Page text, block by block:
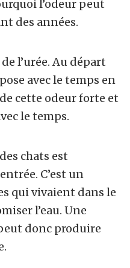
l’odeur peut
des années.
l’urée. Au départ
avec le temps en
cette odeur forte et
le temps.
chats est
C’est un
qui vivaient dans le
l’eau. Une
donc produire